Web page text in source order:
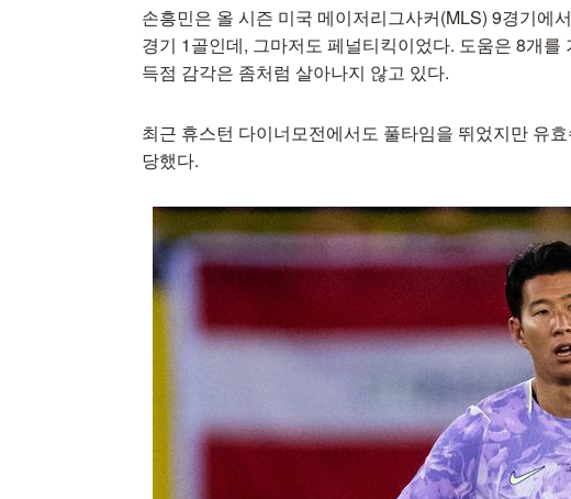
손흥민은 올 시즌 미국 메이저리그사커(MLS) 9경기에
경기 1골인데, 그마저도 페널티킥이었다. 도움은 8개
득점 감각은 좀처럼 살아나지 않고 있다.
최근 휴스턴 다이너모전에서도 풀타임을 뛰었지만 유
당했다.